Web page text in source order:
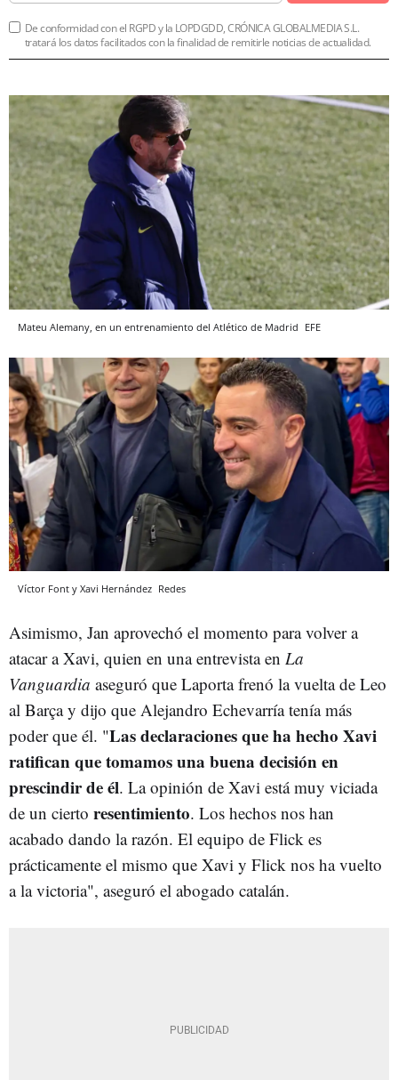
De conformidad con el RGPD y la LOPDGDD, CRÓNICA GLOBALMEDIA S.L.
tratará los datos facilitados con la finalidad de remitirle noticias de actualidad.
Mateu Alemany, en un entrenamiento del Atlético de Madrid EFE
Víctor Font y Xavi Hernández Redes
Asimismo, Jan aprovechó el momento para volver a
atacar a Xavi, quien en una entrevista en La
Vanguardia aseguró que Laporta frenó la vuelta de Leo
al Barça y dijo que Alejandro Echevarría tenía más
poder que él. "Las declaraciones que ha hecho Xavi
ratifican que tomamos una buena decisión en
prescindir de él. La opinión de Xavi está muy viciada
de un cierto resentimiento. Los hechos nos han
acabado dando la razón. El equipo de Flick es
prácticamente el mismo que Xavi y Flick nos ha vuelto
a la victoria", aseguró el abogado catalán.